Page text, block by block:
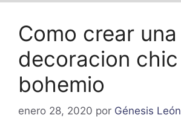
Como crear una
decoracion chic
bohemio
enero 28, 2020 por Génesis León